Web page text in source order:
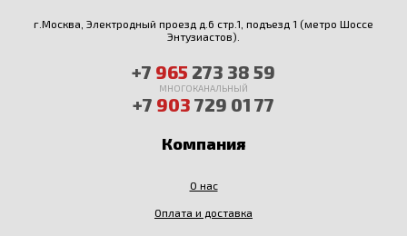
г.Москва, Электродный проезд д.6 стр.1, подъезд 1 (метро Шоссе
Энтузиастов).
+7 965 273 38 59
МНОГОКАНАЛЬНЫЙ
+7 903 729 01 77
Компания
О нас
Оплата и доставка